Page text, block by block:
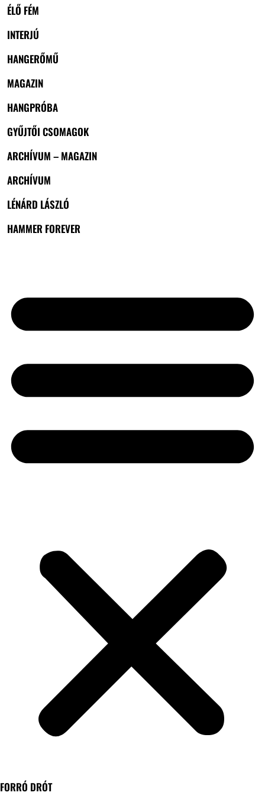
ÉLŐ FÉM
INTERJÚ
HANGERŐMŰ
MAGAZIN
HANGPRÓBA
GYŰJTŐI CSOMAGOK
ARCHÍVUM – MAGAZIN
ARCHÍVUM
LÉNÁRD LÁSZLÓ
HAMMER FOREVER
FORRÓ DRÓT